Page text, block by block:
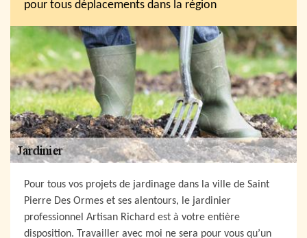
pour tous déplacements dans la région
Pour tous vos projets de jardinage dans la ville de Saint
Pierre Des Ormes et ses alentours, le jardinier
professionnel Artisan Richard est à votre entière
disposition. Travailler avec moi ne sera pour vous qu’un